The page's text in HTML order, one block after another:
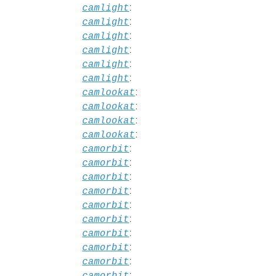
camlight:
camlight:
camlight:
camlight:
camlight:
camlight:
camlookat:
camlookat:
camlookat:
camlookat:
camorbit:
camorbit:
camorbit:
camorbit:
camorbit:
camorbit:
camorbit:
camorbit:
camorbit: